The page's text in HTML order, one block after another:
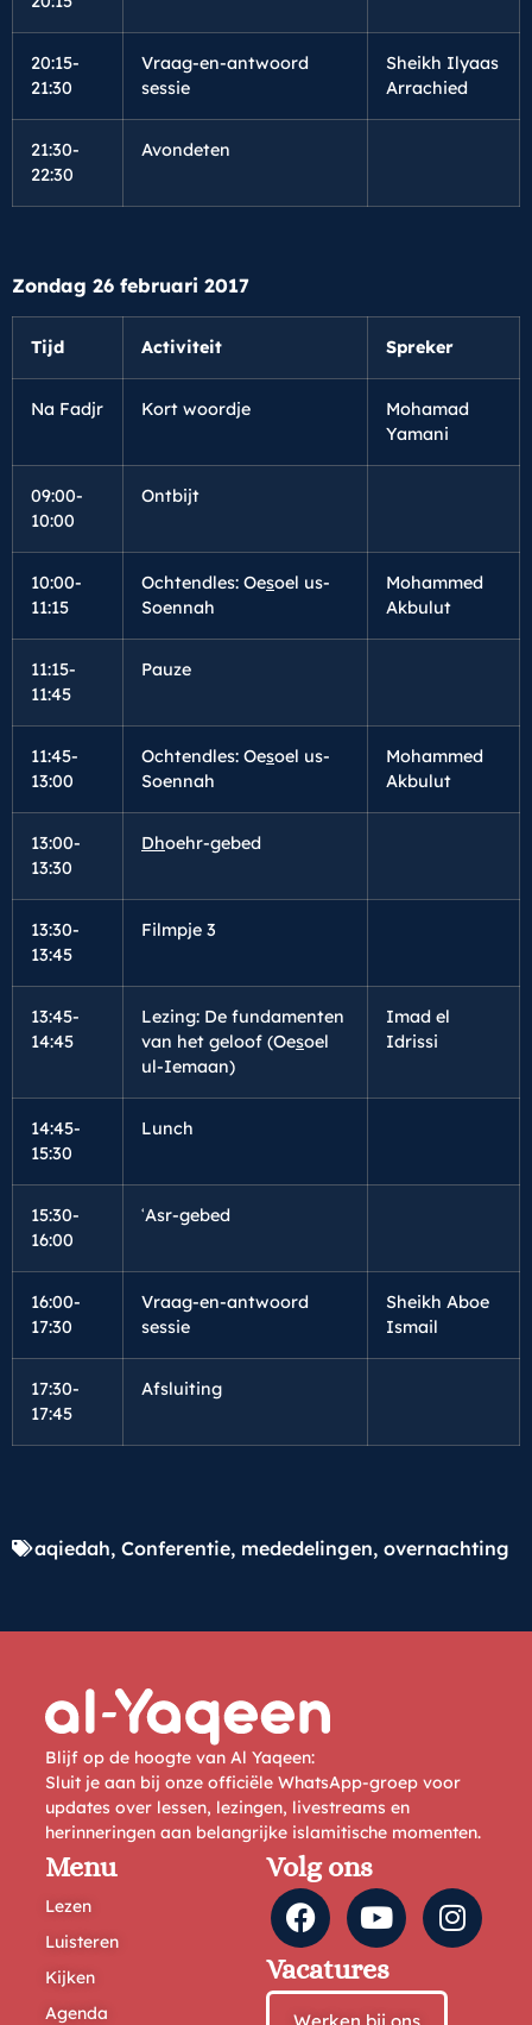
20:15-
21:30
Vraag-en-antwoord
sessie
Sheikh Ilyaas
Arrachied
21:30-
22:30
Avondeten
Zondag 26 februari 2017
Tijd Activiteit Spreker
Na Fadjr Kort woordje
Mohamad
Yamani
09:00-
10:00
Ontbijt
10:00-
11:15
Ochtendles: Oesoel us-
Soennah
Mohammed
Akbulut
11:15-
11:45
Pauze
11:45-
13:00
Ochtendles: Oesoel us-
Soennah
Mohammed
Akbulut
13:00-
13:30
Dhoehr-gebed
13:30-
13:45
Filmpje 3
13:45-
14:45
Lezing: De fundamenten
van het geloof (Oesoel
ul-Iemaan)
Imad el
Idrissi
14:45-
15:30
Lunch
15:30-
16:00
ʿAsr-gebed
16:00-
17:30
Vraag-en-antwoord
sessie
Sheikh Aboe
Ismail
17:30-
17:45
Afsluiting
aqiedah, Conferentie, mededelingen, overnachting
Blijf op de hoogte van Al Yaqeen:
Sluit je aan bij onze officiële WhatsApp-groep voor
updates over lessen, lezingen, livestreams en
herinneringen aan belangrijke islamitische momenten.
Menu
Lezen
Luisteren
Kijken
Agenda
Volg ons
Vacatures